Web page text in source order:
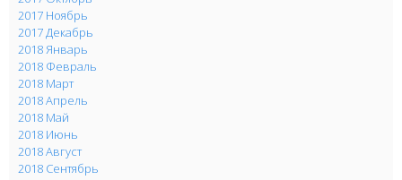
2017 Ноябрь
2017 Декабрь
2018 Январь
2018 Февраль
2018 Март
2018 Апрель
2018 Май
2018 Июнь
2018 Август
2018 Сентябрь